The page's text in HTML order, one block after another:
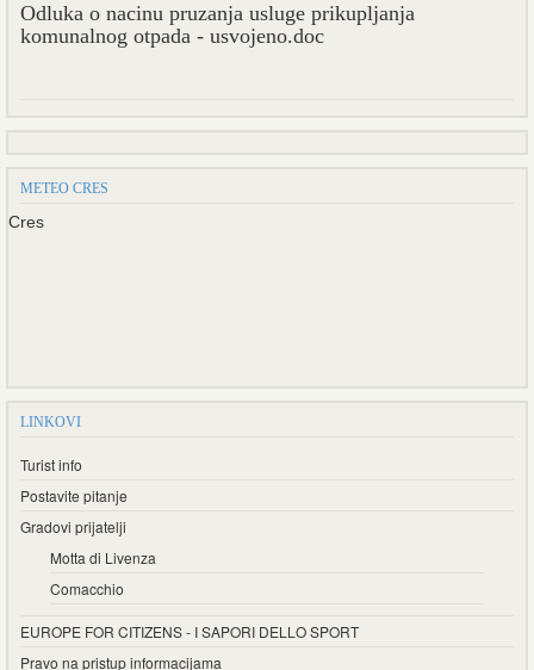
Odluka o nacinu pruzanja usluge prikupljanja
komunalnog otpada - usvojeno.doc
METEO CRES
Cres
LINKOVI
Turist info
Postavite pitanje
Gradovi prijatelji
Motta di Livenza
Comacchio
EUROPE FOR CITIZENS - I SAPORI DELLO SPORT
Pravo na pristup informacijama